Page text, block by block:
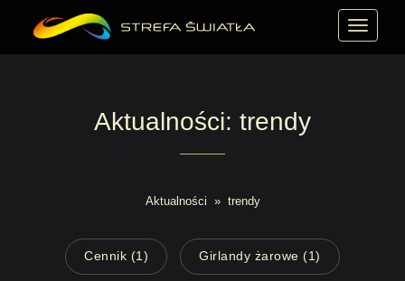
MENU
Aktualności: trendy
Aktualności » trendy
Cennik (1) Girlandy żarowe (1)